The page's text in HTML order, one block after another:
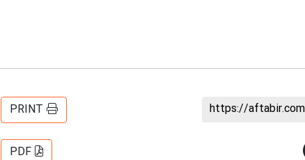
https://
PRINT
PDF